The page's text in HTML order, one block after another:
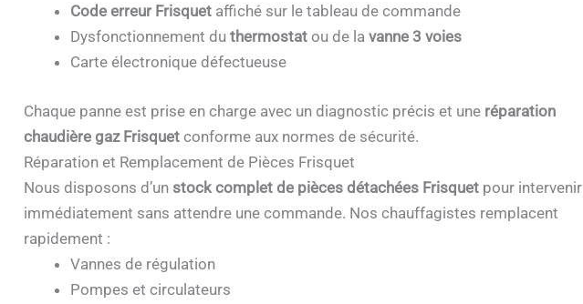
Code erreur Frisquetaffiché sur le tableau de commande
Dysfonctionnement du thermostatou de la vanne 3 voies
Carte électronique défectueuse
Chaque panne est prise en charge avec un diagnostic précis et une réparation
chaudière gaz Frisquetconforme aux normes de sécurité.
Réparation et Remplacement de Pièces Frisquet
Nous disposons d’un stock complet de pièces détachées Frisquetpour intervenir
immédiatement sans attendre une commande. Nos chauffagistes remplacent
rapidement :
Vannes de régulation
Pompes et circulateurs